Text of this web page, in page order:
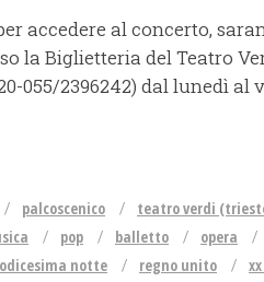
accedere al concerto,
la Biglietteria del Teatro
055/2396242) dal lunedì al
palcoscenico teatro verdi
pop balletto opera
notte regno unito